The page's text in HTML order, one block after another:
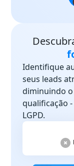
Identifique
seus leads
diminuindo
qualificação
LGPD.